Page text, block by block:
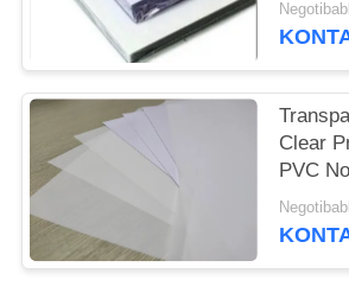
Clear
PVC
Sheet